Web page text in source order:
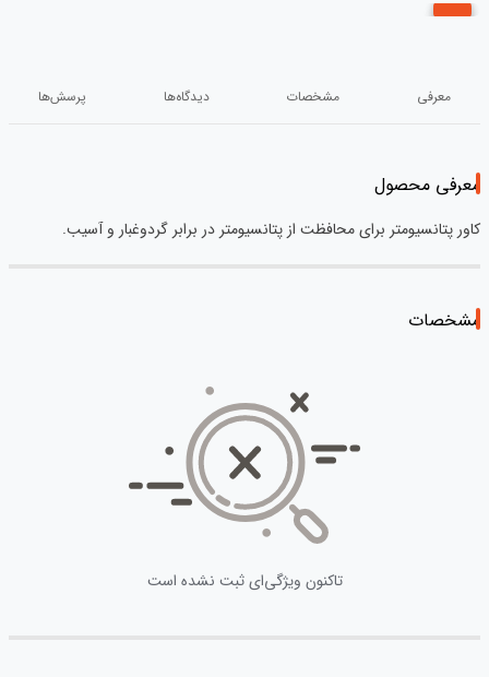
معرفی مشخصات دیدگاه‌ها پرسش‌ها
معرفی محصول
کاور پتانسیومتر برای محافظت از پتانسیومتر در برابر گردوغبار و آسیب.
مشخصات
تاکنون ویژگی‌ای ثبت نشده است